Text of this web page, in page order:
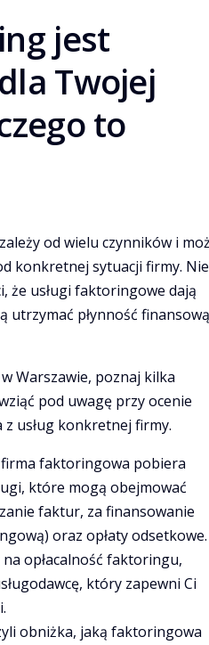
jest
Twojej
to
od wielu czynników i
konkretnej sytuacji firmy. Nie
że usługi faktoringowe dają
utrzymać płynność finansową
Warszawie, poznaj kilka
pod uwagę przy ocenie
z usług konkretnej firmy.
faktoringowa pobiera
które mogą obejmować
faktur, za finansowanie
oraz opłaty odsetkowe.
na opłacalność faktoringu,
który zapewni Ci
obniżka, jaką faktoringowa